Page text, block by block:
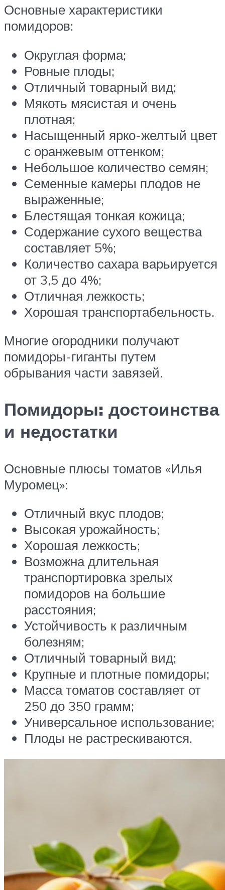
Основные характеристики
помидоров:
Округлая форма;
Ровные плоды;
Отличный товарный вид;
Мякоть мясистая и очень
плотная;
Насыщенный ярко-желтый цвет
с оранжевым оттенком;
Небольшое количество семян;
Семенные камеры плодов не
выраженные;
Блестящая тонкая кожица;
Содержание сухого вещества
составляет 5%;
Количество сахара варьируется
от 3,5 до 4%;
Отличная лежкость;
Хорошая транспортабельность.
Многие огородники получают
помидоры-гиганты путем
обрывания части завязей.
Помидоры: достоинства
и недостатки
Основные плюсы томатов «Илья
Муромец»:
Отличный вкус плодов;
Высокая урожайность;
Хорошая лежкость;
Возможна длительная
транспортировка зрелых
помидоров на большие
расстояния;
Устойчивость к различным
болезням;
Отличный товарный вид;
Крупные и плотные помидоры;
Масса томатов составляет от
250 до 350 грамм;
Универсальное использование;
Плоды не растрескиваются.